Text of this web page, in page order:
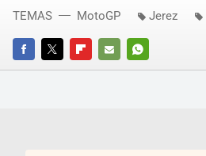
FACEBOOKTWITTERFLIPBOARD
E-
WHATSAPP
TEMAS MotoGP Jerez